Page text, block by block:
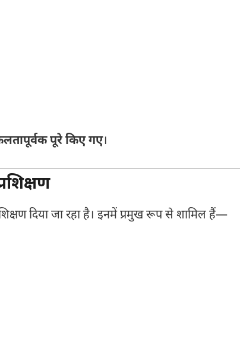
पूरे किए गए।
दिया जा रहा है। इनमें प्रमुख रूप से शामिल हैं—